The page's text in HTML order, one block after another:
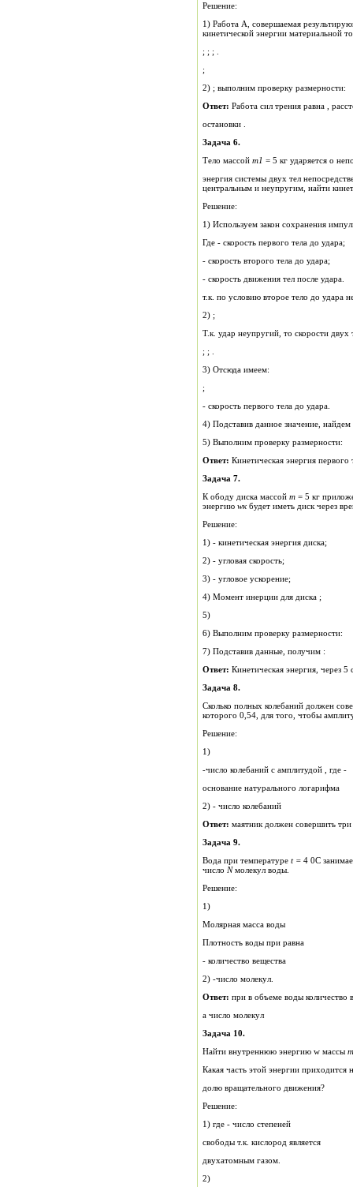
Решение:
1) Работа А, совершаемая результирующей силой, может быть определена как мера изменения
кинетической энергии материальной
;
2) ; выполним проверку размерности:
Ответ: Работа сил трения равна ,
остановки .
Задача 6.
Тело массой m1 = 5 кг ударяется о
энергия системы двух тел
центральным и неупругим, найти
Решение:
1) Используем закон сохранения
Где - скорость первого тела до удара;
- скорость второго тела до удара;
- скорость движения тел после удара.
т.к. по условию второе тело до удара
2) ;
3) Отсюда имеем:
;
- скорость первого тела до удара.
4) Подставив данное значение,
5) Выполним проверку размерности:
Ответ: Кинетическая энергия первого
Задача 7.
К ободу диска массой m = 5 кг
энергию wк будет иметь диск через
Решение:
1) - кинетическая энергия диска;
2) - угловая скорость;
3) - угловое ускорение;
4) Момент инерции для диска ;
5)
6) Выполним проверку размерности:
7) Подставив данные, получим :
Ответ:
Задача 8.
Сколько полных колебаний должен
которого 0,54, для того, чтобы
Решение:
1)
-число колебаний с амплитудой , где -
основание натурального логарифма
2) - число колебаний
Ответ: маятник должен совершить
Задача 9.
Вода при температуре t= 4 0C
число Nмолекул воды.
Решение:
1)
Молярная масса воды
Плотность воды при равна
- количество вещества
2) -число молекул.
Ответ:
при в объеме воды количество
а число молекул
Задача 10.
Найти внутреннюю энергию w массы m
Какая часть этой энергии приходится
долю вращательного движения?
Решение:
1) где - число степеней
свободы т.к. кислород является
двухатомным газом.
2)